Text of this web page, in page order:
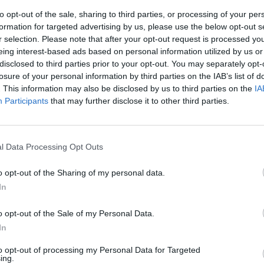
opt-out of the sale, sharing to third parties, or processing of your
for targeted advertising by us, please use the below opt-out
selection. Please note that after your opt-out request is processed
interest-based ads based on personal information utilized by us
to third parties prior to your opt-out. You may separately
of your personal information by third parties on the IAB’s list of
This information may also be disclosed by us to third parties on the
Participants that may further disclose it to other third parties.
Data Processing Opt Outs
opt-out of the Sharing of my personal data.
opt-out of the Sale of my Personal Data.
opt-out of processing my Personal Data for Targeted
Heti kärkeen tuli jobinpostia, sillä
ole kunnossa.
ilman yhtä avainpelaajaansa, sillä runkosarjassa
pelaajat, jotka lähtevät taistelemaan